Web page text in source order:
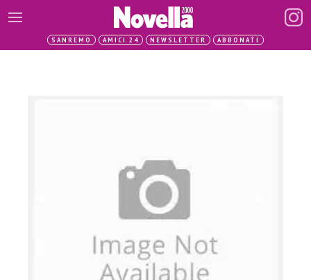
SANREMO AMICI 24 NEWSLETTER ABBONATI